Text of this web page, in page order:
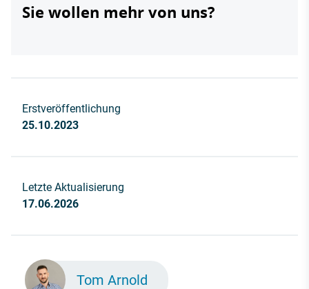
Sie wollen mehr von uns?
Erstveröffentlichung
25.10.2023
Letzte Aktualisierung
17.06.2026
Tom Arnold